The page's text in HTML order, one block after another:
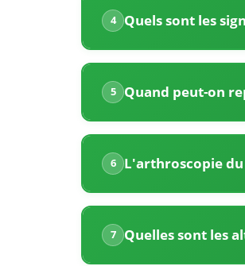
Tunisie
l’arthroscopie
du
genou,
avec
des
économies
allant
jusqu’à
4 Quels sont les
5 Quand peut-on
6 L'arthroscopie
7 Quelles sont les